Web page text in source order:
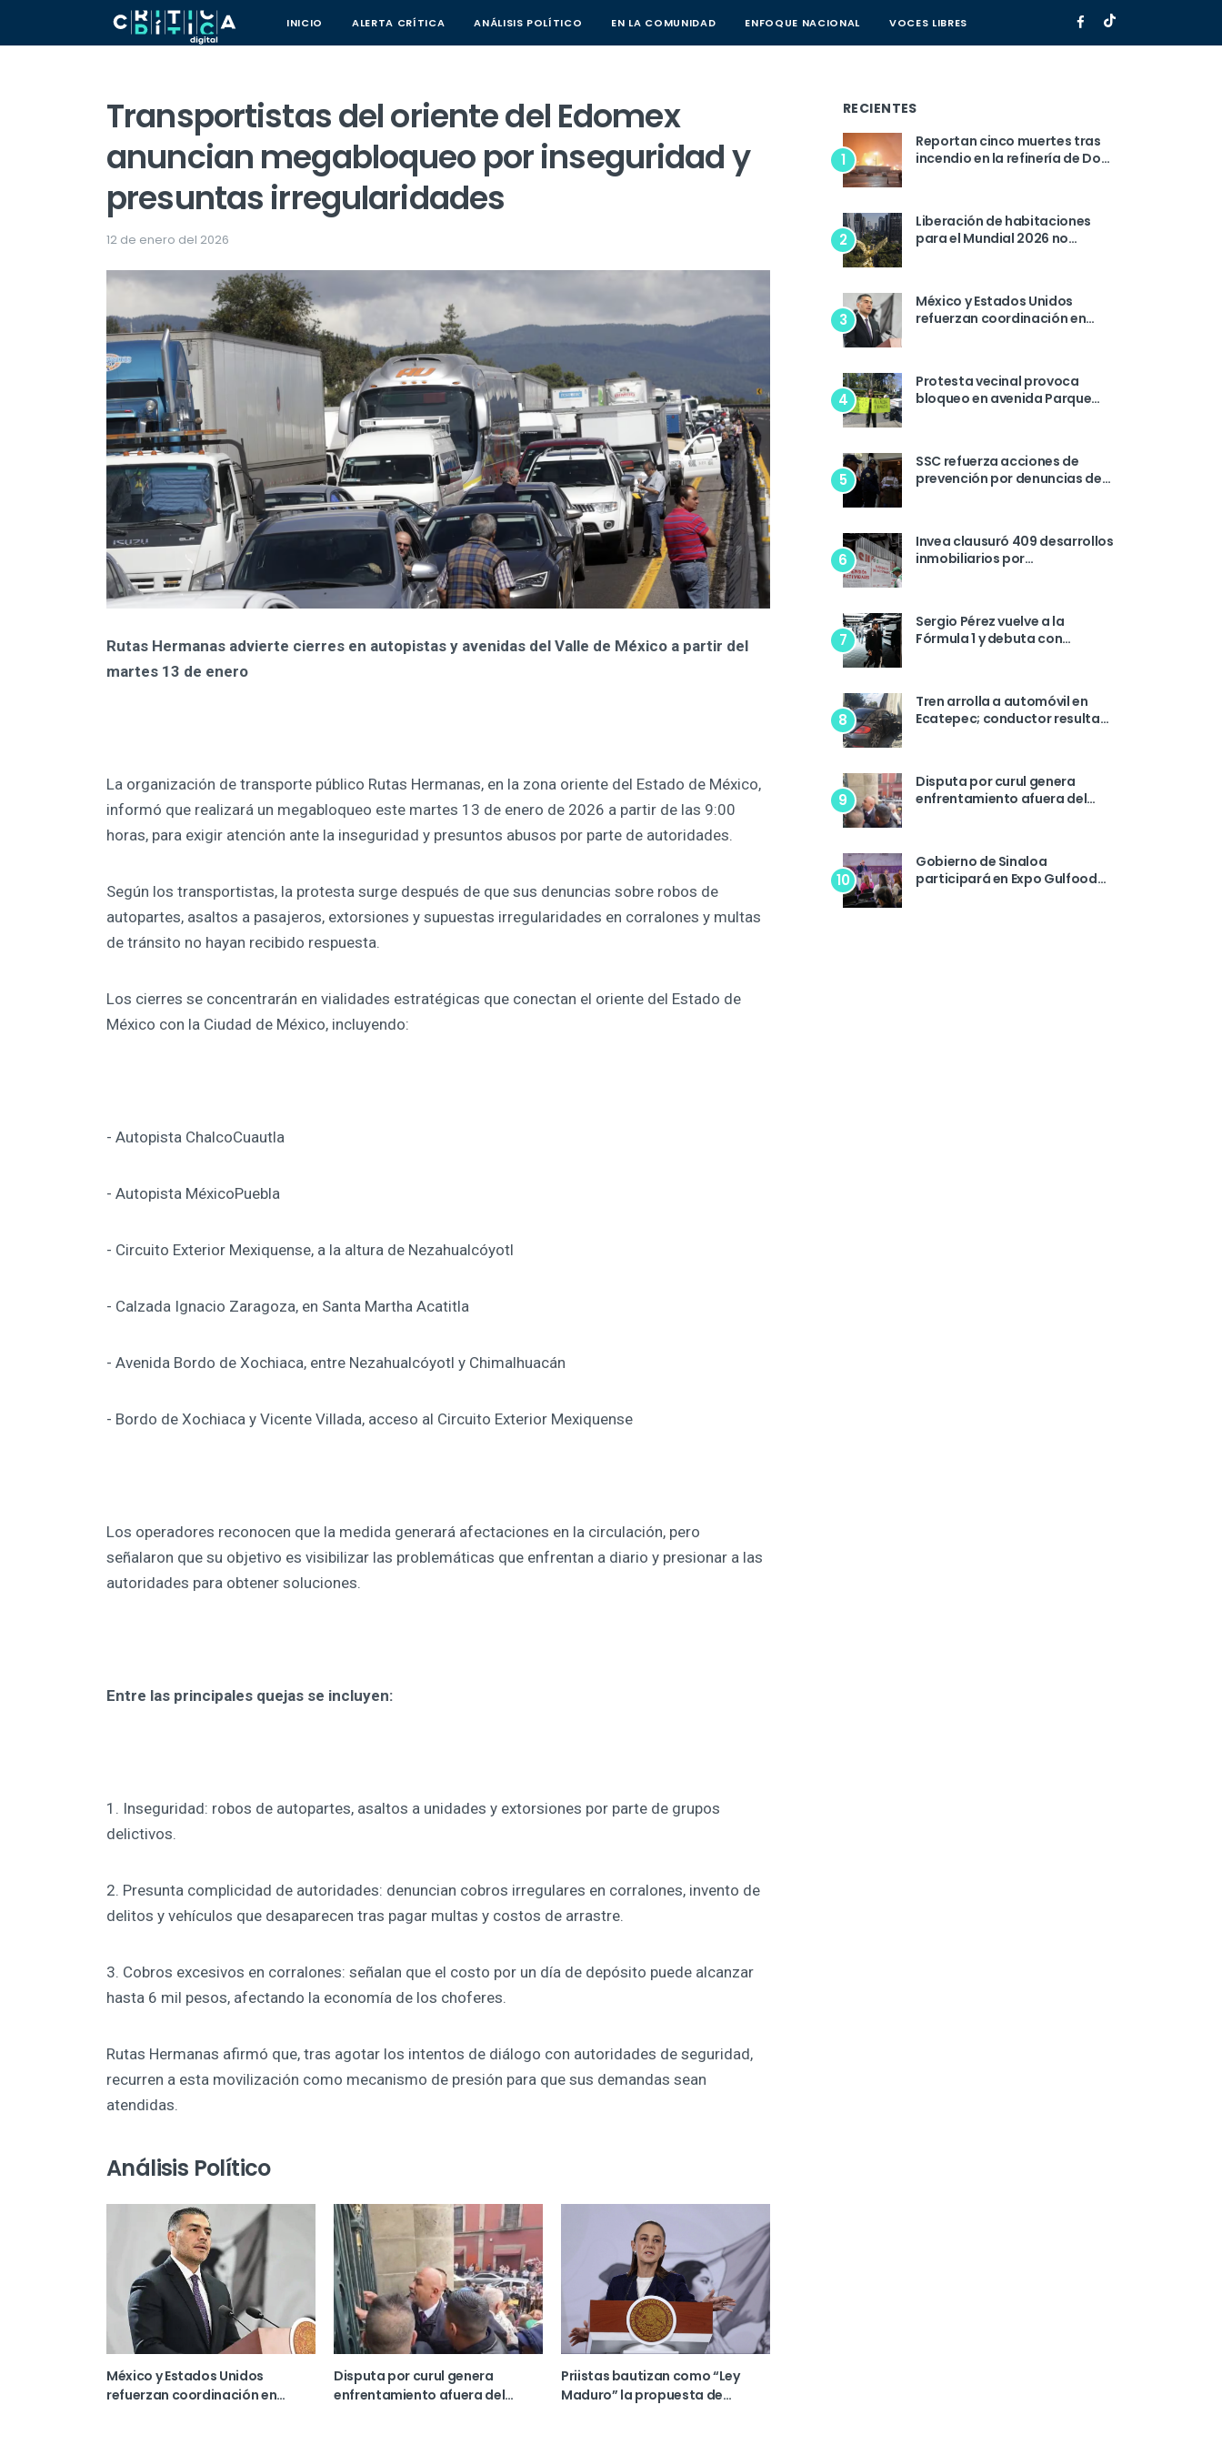
INICIO ALERTA CRÍTICA (CURRENT)
ANÁLISIS POLÍTICO (CURRENT)
EN LA COMUNIDAD (CURRENT)
ENFOQUE NACIONAL(CURRENT)
VOCES LIBRES
Transportistas del oriente del Edomex
anuncian megabloqueo por inseguridad y
presuntas irregularidades
12 de enero del 2026
Rutas Hermanas advierte cierres en autopistas y avenidas del Valle de México a partir del
martes 13 de enero
La organización de transporte público Rutas Hermanas, en la zona oriente del Estado de México,
informó que realizará un megabloqueo este martes 13 de enero de 2026 a partir de las 9:00
horas, para exigir atención ante la inseguridad y presuntos abusos por parte de autoridades.
Según los transportistas, la protesta surge después de que sus denuncias sobre robos de
autopartes, asaltos a pasajeros, extorsiones y supuestas irregularidades en corralones y multas
de tránsito no hayan recibido respuesta.
Los cierres se concentrarán en vialidades estratégicas que conectan el oriente del Estado de
México con la Ciudad de México, incluyendo:
- Autopista ChalcoCuautla
- Autopista MéxicoPuebla
- Circuito Exterior Mexiquense, a la altura de Nezahualcóyotl
- Calzada Ignacio Zaragoza, en Santa Martha Acatitla
- Avenida Bordo de Xochiaca, entre Nezahualcóyotl y Chimalhuacán
- Bordo de Xochiaca y Vicente Villada, acceso al Circuito Exterior Mexiquense
Los operadores reconocen que la medida generará afectaciones en la circulación, pero
señalaron que su objetivo es visibilizar las problemáticas que enfrentan a diario y presionar a las
autoridades para obtener soluciones.
Entre las principales quejas se incluyen:
1. Inseguridad: robos de autopartes, asaltos a unidades y extorsiones por parte de grupos
delictivos.
2. Presunta complicidad de autoridades: denuncian cobros irregulares en corralones, invento de
delitos y vehículos que desaparecen tras pagar multas y costos de arrastre.
3. Cobros excesivos en corralones: señalan que el costo por un día de depósito puede alcanzar
hasta 6 mil pesos, afectando la economía de los choferes.
Rutas Hermanas afirmó que, tras agotar los intentos de diálogo con autoridades de seguridad,
recurren a esta movilización como mecanismo de presión para que sus demandas sean
atendidas.
Análisis Político
México y Estados Unidos
refuerzan coordinación en
Disputa por curul genera
enfrentamiento afuera del
Priistas bautizan como “Ley
Maduro” la propuesta de
RECIENTES
1
Reportan cinco muertes tras
incendio en la refinería de Dos
2
Liberación de habitaciones
para el Mundial 2026 no
3
México y Estados Unidos
refuerzan coordinación en
4
Protesta vecinal provoca
bloqueo en avenida Parque
5
SSC refuerza acciones de
prevención por denuncias de
6
Invea clausuró 409 desarrollos
inmobiliarios por
7
Sergio Pérez vuelve a la
Fórmula 1 y debuta con
8
Tren arrolla a automóvil en
Ecatepec; conductor resulta
9
Disputa por curul genera
enfrentamiento afuera del
10
Gobierno de Sinaloa
participará en Expo Gulfood